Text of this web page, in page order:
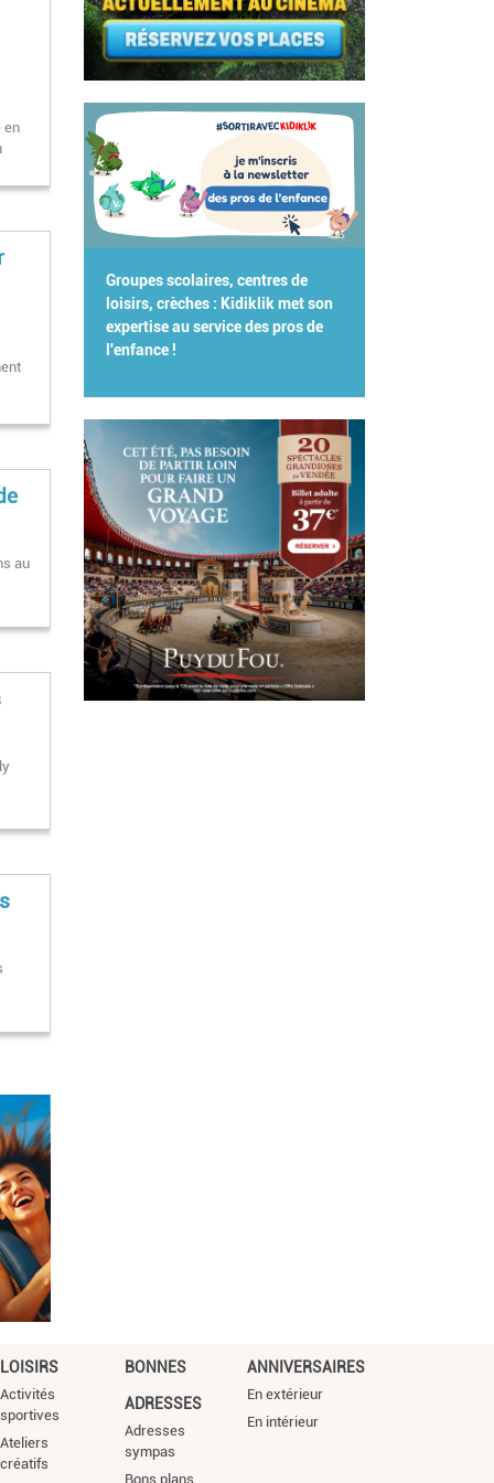
en
au
Groupes scolaires, centres de
loisirs, crèches : Kidiklik met son
expertise au service des pros de
l'enfance !
LOISIRS
Activités
sportives
Ateliers
créatifs
BONNES
ADRESSES
Adresses
sympas
Bons plans
ANNIVERSAIRES
En extérieur
En intérieur